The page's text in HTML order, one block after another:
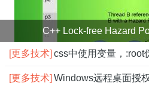
C++ Lock-free Hazard
[更多技术] css中使用变量，:root
[更多技术] Windows远程桌面授